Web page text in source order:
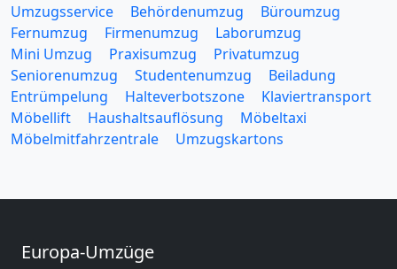
Umzugsservice Behördenumzug
Büroumzug
Fernumzug
Firmenumzug
Laborumzug
Mini Umzug
Praxisumzug
Privatumzug
Seniorenumzug
Studentenumzug
Beiladung
Entrümpelung
Halteverbotszone
Klaviertransport
Möbellift
Haushaltsauflösung
Möbeltaxi
Möbelmitfahrzentrale
Umzugskartons
Europa-Umzüge